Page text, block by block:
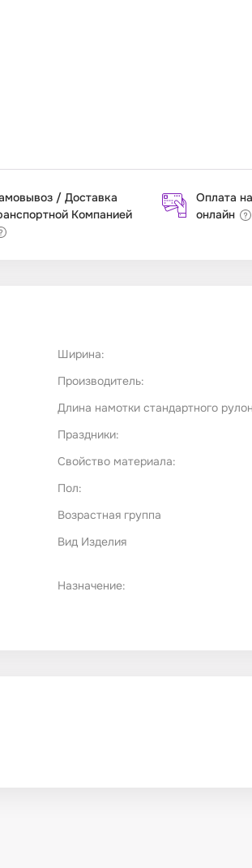
/ Доставка
Компанией
Оплата
онлайн
Ширина:
Производитель:
Длина намотки стандартного
Праздники:
Свойство материала:
Пол:
Возрастная группа
Вид Изделия
Назначение: